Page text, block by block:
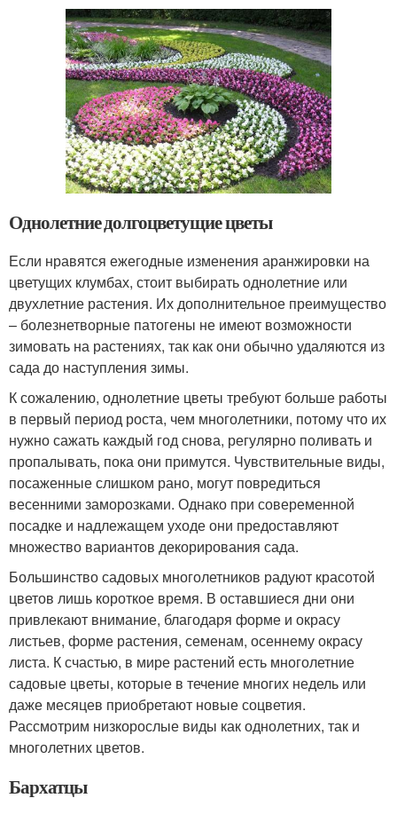
Однолетние долгоцветущие цветы
Если нравятся ежегодные изменения аранжировки на
цветущих клумбах, стоит выбирать однолетние или
двухлетние растения. Их дополнительное преимущество
– болезнетворные патогены не имеют возможности
зимовать на растениях, так как они обычно удаляются из
сада до наступления зимы.
К сожалению, однолетние цветы требуют больше работы
в первый период роста, чем многолетники, потому что их
нужно сажать каждый год снова, регулярно поливать и
пропалывать, пока они примутся. Чувствительные виды,
посаженные слишком рано, могут повредиться
весенними заморозками. Однако при совеременной
посадке и надлежащем уходе они предоставляют
множество вариантов декорирования сада.
Большинство садовых многолетников радуют красотой
цветов лишь короткое время. В оставшиеся дни они
привлекают внимание, благодаря форме и окрасу
листьев, форме растения, семенам, осеннему окрасу
листа. К счастью, в мире растений есть многолетние
садовые цветы, которые в течение многих недель или
даже месяцев приобретают новые соцветия.
Рассмотрим низкорослые виды как однолетних, так и
многолетних цветов.
Бархатцы